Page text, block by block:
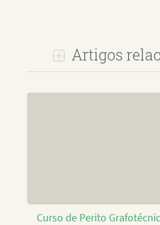
Artigos
Curso de Perito